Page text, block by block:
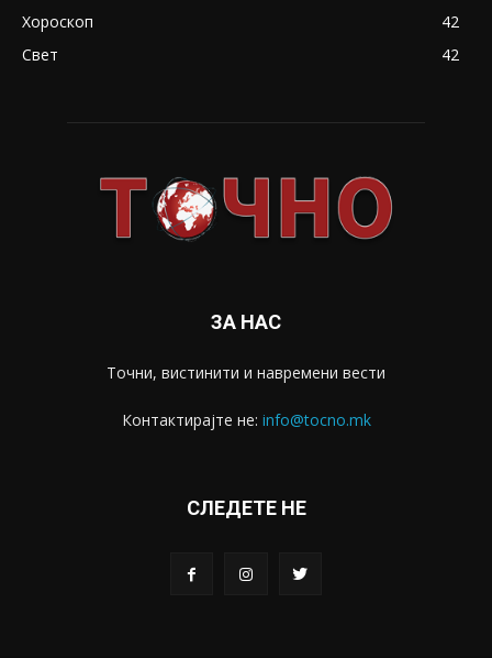
Хороскоп
42
Свет
42
ЗА НАС
Точни, вистинити и навремени вести
Контактирајте не: info@tocno.mk
СЛЕДЕТЕ НЕ